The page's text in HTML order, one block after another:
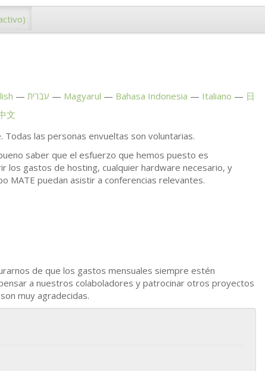
עברית Magyarul Bahasa Indonesia Italiano
日
文
las personas envueltas son voluntarias.
saber que el esfuerzo que hemos puesto es
los gastos de hosting, cualquier hardware necesario, y
MATE puedan asistir a conferencias relevantes.
de que los gastos mensuales siempre estén
a nuestros colaboladores y patrocinar otros proyectos
muy agradecidas.